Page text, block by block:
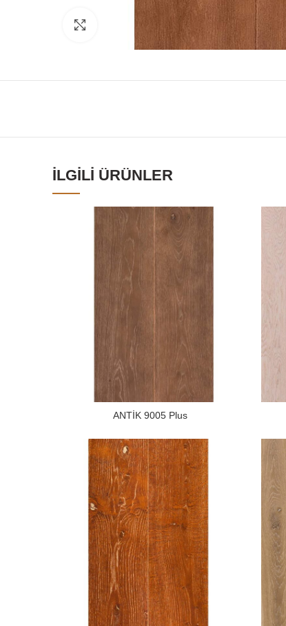
Click to enlarge
İLGILI ÜRÜNLER
ANTİK 9005 Plus